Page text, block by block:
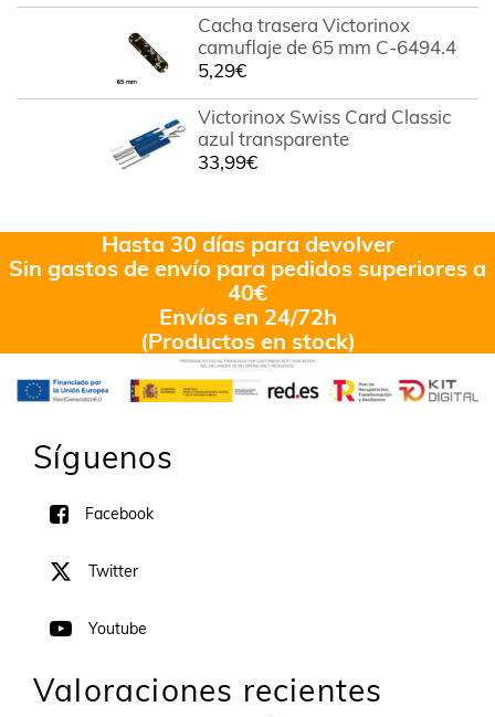
Cacha trasera Victorinox
camuflaje de 65 mm C-6494.4
5,29€
Victorinox Swiss Card Classic
azul transparente
33,99€
Hasta 30 días para devolver
Sin gastos de envío para pedidos superiores a
40€
Envíos en 24/72h
(Productos en stock)
Síguenos
Facebook
Twitter
Youtube
Valoraciones recientes